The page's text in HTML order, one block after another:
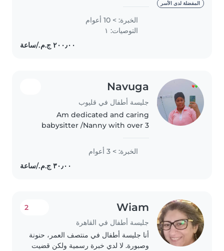
المفضلة لدى الأسر
children's development through
creative activities and play 🎨
Skilled in creating a safe, caring,..
الخبرة: > 10 أعوام
التوصيات: ١
Navuga
جليسة أطفال في قليوب
Am dedicated and caring
babysitter /Nanny with over 3
with family in Saudi Arabia. Am
skilled in early childhood
development, communication
الخبرة: > 3 أعوام
Wiam
جليسة أطفال في القاهرة
2
أنا جليسة أطفال في منتصف العمر، حنونة
وصبورة. لا لدي خبرة رسمية ولكن قضيت